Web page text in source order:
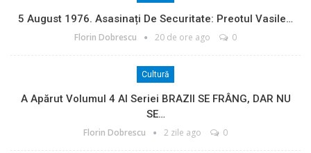
5 August 1976. Asasinați De Securitate: Preotul Vasile…
Florin Dobrescu 20 de ore ago 0
Cultură
A Apărut Volumul 4 Al Seriei BRAZII SE FRÂNG, DAR NU
SE…
Florin Dobrescu 2 zile ago 0